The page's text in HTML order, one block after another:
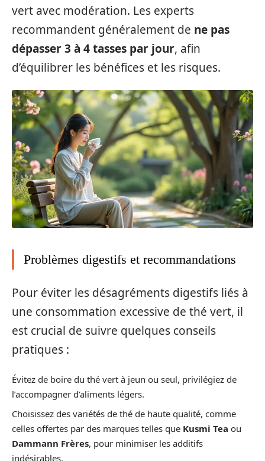
vert avec modération. Les experts
recommandent généralement de ne pas
dépasser 3 à 4 tasses par jour, afin
d’équilibrer les bénéfices et les risques.
Problèmes digestifs et recommandations
Pour éviter les désagréments digestifs liés à
une consommation excessive de thé vert, il
est crucial de suivre quelques conseils
pratiques :
Évitez de boire du thé vert à jeun ou seul, privilégiez de
l’accompagner d’aliments légers.
Choisissez des variétés de thé de haute qualité, comme
celles offertes par des marques telles que Kusmi Tea ou
Dammann Frères, pour minimiser les additifs
indésirables.